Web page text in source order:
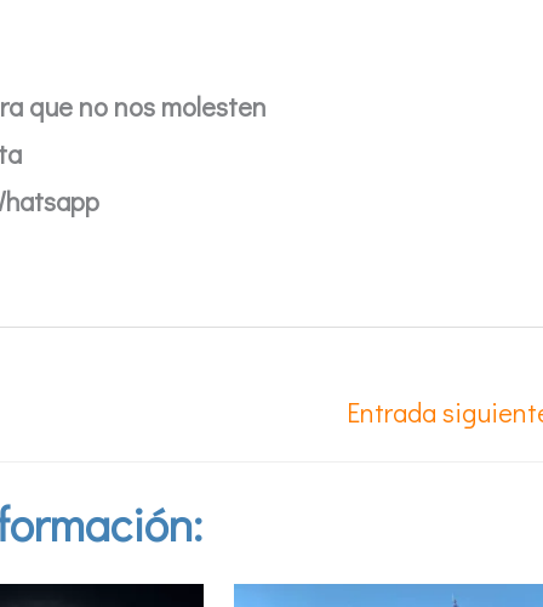
que no nos molesten
Entrada